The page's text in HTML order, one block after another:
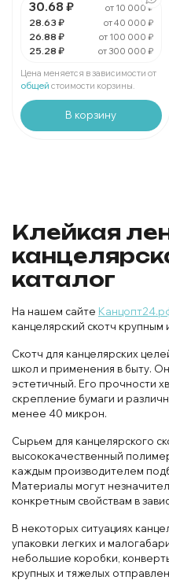
Мин. 32 шт:
860.16 ₽
В упаковке 1 шт:
26.88 ₽
За 1 ленту:
25.28 ₽
В упаковке 1 шт:
30.68 ₽ от 10 000 ₽
28.63 ₽ от 40 000 ₽
26.88 ₽ от 100 000 ₽
25.28 ₽
от 300 000 ₽
Цена меняется в зависимости от
общей стоимости корзины.
В корзину
Клейкая
каталог
На нашем сайте
канцелярский скотч
Скотч для канцелярских
школ и применения в быту.
эстетичный. Его прочности
скрепление бумаги и
менее 40 микрон.
Сырьем для канцелярского
высококачественный
каждым производителем
Материалы могут
конкретным свойствам в
В некоторых ситуациях
упаковки легких и
небольшие коробки,
крупных и тяжелых